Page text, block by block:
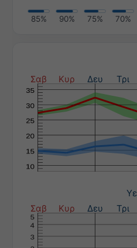
85% 90% 75% 70%
Σαβ Κυρ Δευ Τρι
Σαβ
Κυρ Δευ Τρι